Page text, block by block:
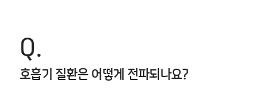
Q.
호흡기 질환은 어떻게 전파되나요?